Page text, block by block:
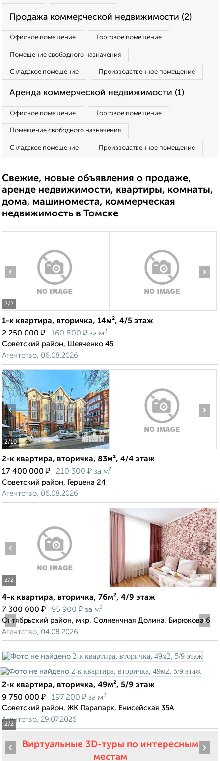
Продажа коммерческой недвижимости (2)
Офисное помещение Торговое помещение
Помещение свободного назначения
Складское помещение Производственное помещение
Аренда коммерческой недвижимости (1)
Офисное помещение Торговое помещение
Помещение свободного назначения
Складское помещение Производственное помещение
Свежие, новые объявления о продаже,
аренде недвижимости, квартиры, комнаты,
дома, машиноместа, коммерческая
недвижимость в Томске
2/2
‹ ›
1-к квартира, вторичка, 14м², 4/5 этаж
2 250 000 ₽ 160 800 ₽ за м²
Советский район, Шевченко 45
Агентство, 06.08.2026
2/10
‹ ›
2-к квартира, вторичка, 83м², 4/4 этаж
17 400 000 ₽ 210 300 ₽ за м²
Советский район, Герцена 24
Агентство, 06.08.2026
2/2
‹ ›
4-к квартира, вторичка, 76м², 4/9 этаж
7 300 000 ₽ 95 900 ₽ за м²
Октябрьский район, мкр. Солненчная Долина, Бирюкова 6
Агентство, 04.08.2026
2/2
‹ ›
2-к квартира, вторичка, 49м², 5/9 этаж
9 750 000 ₽ 197 200 ₽ за м²
Советский район, ЖК Парапарк, Енисейская 35А
Агентство, 29.07.2026
Виртуальные 3D-туры по интересным
местам
‹ ›